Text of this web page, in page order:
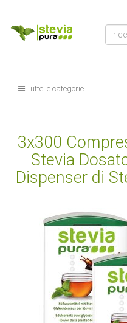
Tutte le categorie
3x300
Stevia
Dispenser di